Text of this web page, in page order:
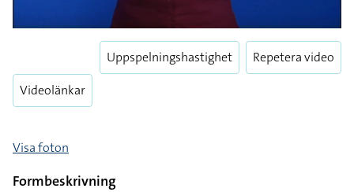
Videolänkar
Uppspelningshastighet Repetera video
Visa foton
Formbeskrivning